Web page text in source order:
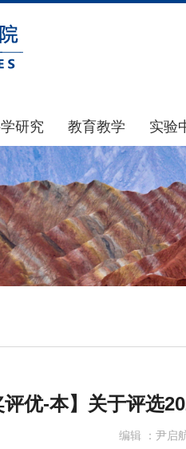
研究
家基金
研公示
知公告
研动态
策文件
教育教学
本科生教育
研究生教育
实验
中
中
规
实验室
大型仪
评优-本】关于评选
编辑 ： 尹启